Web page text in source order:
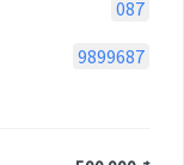
087
9899687